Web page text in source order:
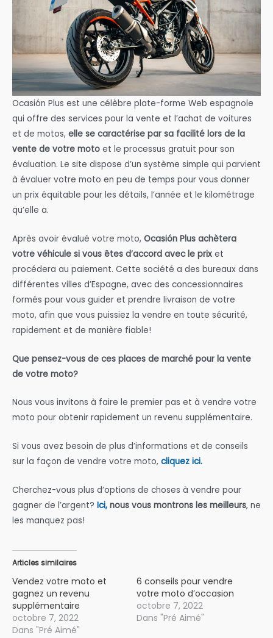
Ocasión Plus est une célèbre plate-forme Web espagnole
qui offre des services pour la vente et l’achat de voitures
et de motos, elle se caractérise par sa facilité lors de la
vente de votre moto et le processus gratuit pour son
évaluation. Le site dispose d’un système simple qui parvient
à évaluer votre moto en peu de temps pour vous donner
un prix équitable pour les détails, l’année et le kilométrage
qu’elle a.
Après avoir évalué votre moto, Ocasión Plus achètera
votre véhicule si vous êtes d’accord avec le prix et
procédera au paiement. Cette société a des bureaux dans
différentes villes d’Espagne, avec des concessionnaires
formés pour vous guider et prendre livraison de votre
moto, afin que vous puissiez la vendre en toute sécurité,
rapidement et de manière fiable!
Que pensez-vous de ces places de marché pour la vente
de votre moto?
Nous vous invitons à faire le premier pas et à vendre votre
moto pour obtenir rapidement un revenu supplémentaire.
Si vous avez besoin de plus d’informations et de conseils
sur la façon de vendre votre moto, cliquez ici.
Cherchez-vous plus d’options de choses à vendre pour
gagner de l’argent? Ici, nous vous montrons les meilleurs, ne
les manquez pas!
Articles similaires
Vendez votre moto et
gagnez un revenu
supplémentaire
octobre 7, 2022
Dans "Pré Aimé"
6 conseils pour vendre
votre moto d’occasion
octobre 7, 2022
Dans "Pré Aimé"